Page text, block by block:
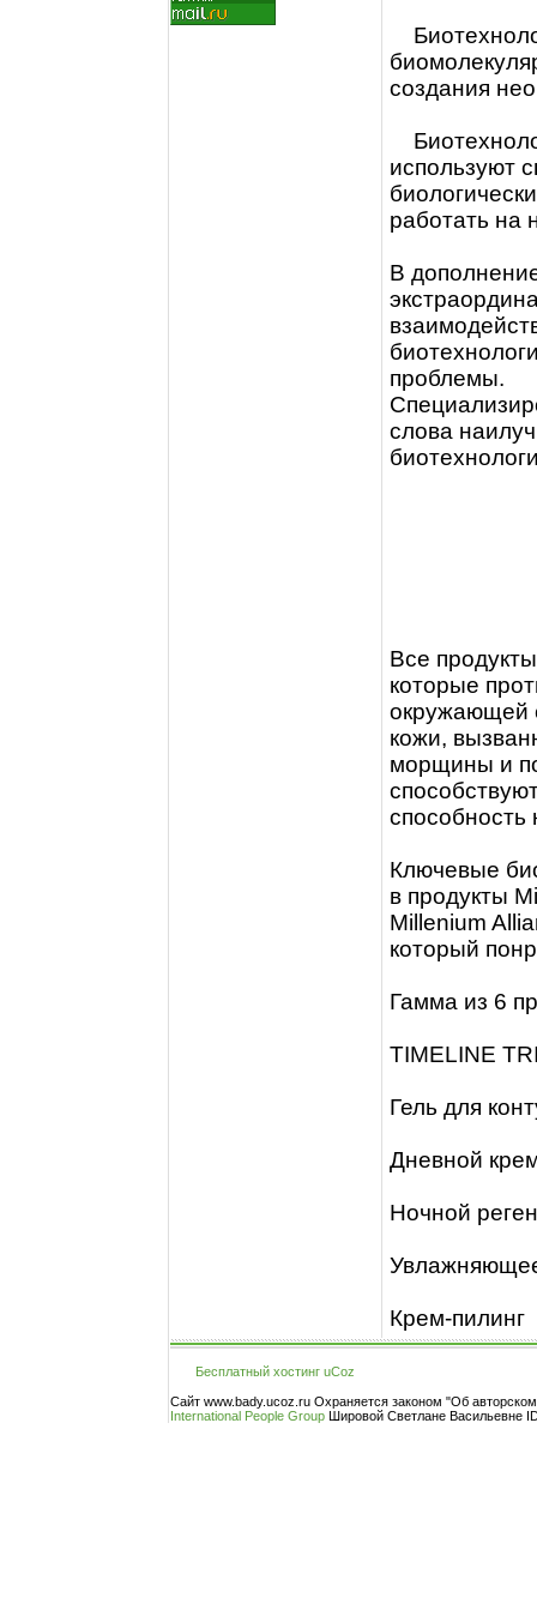
создания
используют
работать на
В
проблемы.
слова
Все
которые
окружающей
кожи,
морщины и
способность
Ключевые
в продукты
Millenium
который
Гамма из 6
TIMELINE
Гель для
Дневной
Ночной
Крем-пилинг
Бесплатный хостинг uCoz
Сайт www.bady.ucoz.ru Охраняется законом "Об
International People Group Шировой Светлане Васильевне